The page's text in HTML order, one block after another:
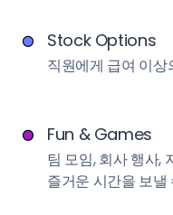
Stock Options
직원에게 급여 이상
Fun & Games
팀 모임, 회사 행사,
즐거운 시간을 보